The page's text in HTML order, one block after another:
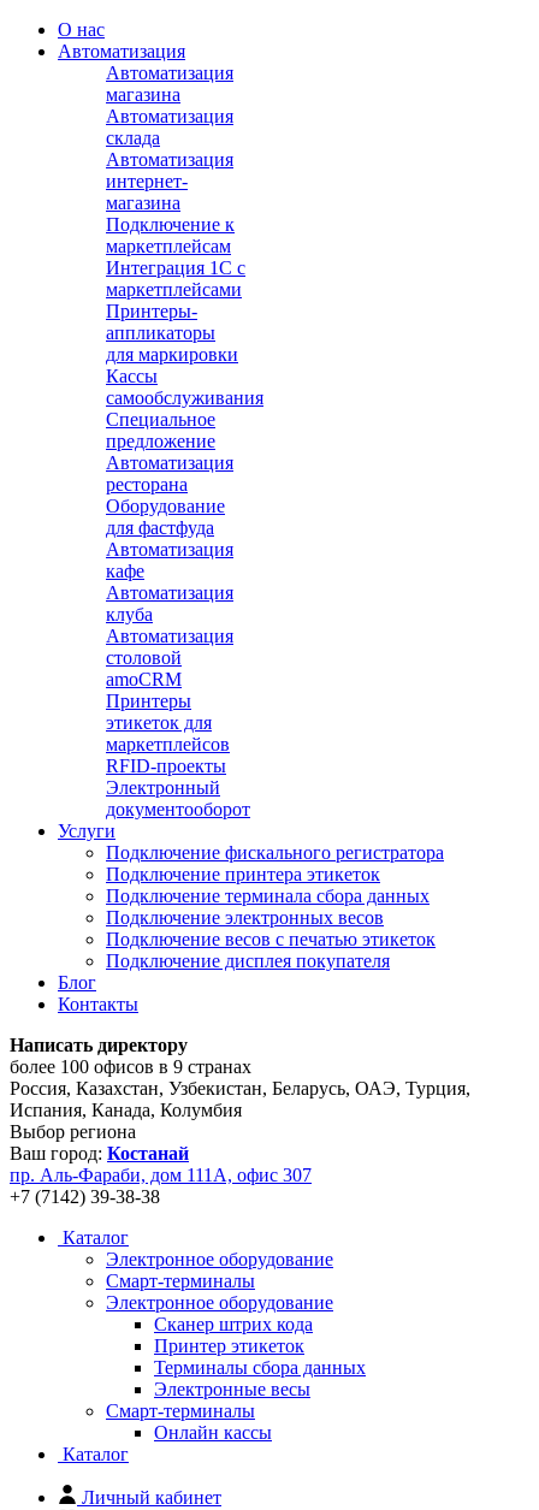
О нас
Автоматизация
Автоматизация
магазина
Автоматизация
склада
Автоматизация
интернет-
магазина
Подключение к
маркетплейсам
Интеграция 1С с
маркетплейсами
Принтеры-
аппликаторы
для маркировки
Кассы
самообслуживания
Специальное
предложение
Автоматизация
ресторана
Оборудование
для фастфуда
Автоматизация
кафе
Автоматизация
клуба
Автоматизация
столовой
amoCRM
Принтеры
этикеток для
маркетплейсов
RFID-проекты
Электронный
документооборот
Услуги
Подключение фискального регистратора
Подключение принтера этикеток
Подключение терминала сбора данных
Подключение электронных весов
Подключение весов с печатью этикеток
Подключение дисплея покупателя
Блог
Контакты
Написать директору
более 100 офисов в 9 странах
Россия, Казахстан, Узбекистан, Беларусь, ОАЭ, Турция,
Испания, Канада, Колумбия
Выбор региона
Ваш город: Костанай
пр. Аль-Фараби, дом 111А, офис 307
+7 (7142) 39-38-38
Каталог
Электронное оборудование
Смарт-терминалы
Электронное оборудование
Сканер штрих кода
Принтер этикеток
Терминалы сбора данных
Электронные весы
Смарт-терминалы
Онлайн кассы
Каталог
Личный кабинет